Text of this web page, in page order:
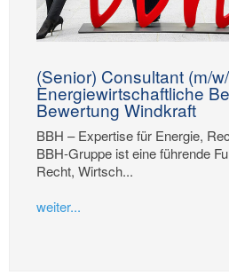
(Senior) Consultant (m/
Energiewirtschaftliche
Bewertung Windkraft
BBH – Expertise für Energie,
BBH-Gruppe ist eine führende
Recht, Wirtsch...
weiter...